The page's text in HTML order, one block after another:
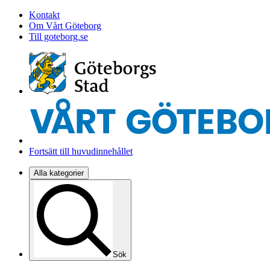
Kontakt
Om Vårt Göteborg
Till goteborg.se
Fortsätt till huvudinnehållet
Alla kategorier
Sök